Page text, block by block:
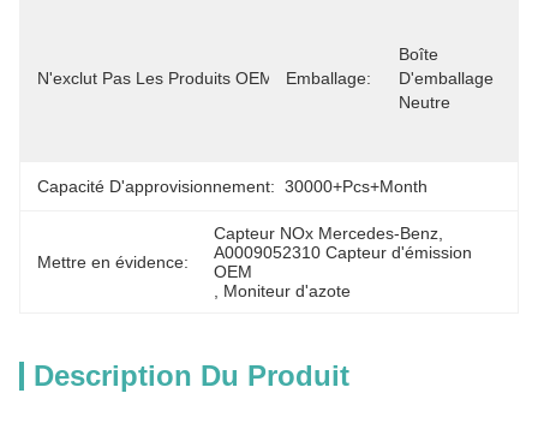
N'exclut Pas Les Produits OEM.:
Accordée Au
Emballage:
Boîte
D'emballage
Neutre
Capacité D'approvisionnement: 30000+Pcs+Month
Mettre en évidence:
Capteur NOx Mercedes-Benz
A0009052310 Capteur d'émission
OEM
Moniteur d'azote
Description Du Produit